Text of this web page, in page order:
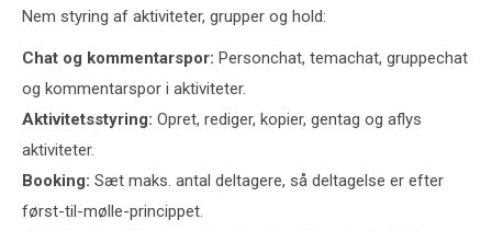
Nem styring af aktiviteter, grupper og hold:
Chat og kommentarspor: Personchat, temachat, gruppechat
og kommentarspor i aktiviteter.
Aktivitetsstyring: Opret, rediger, kopier, gentag og aflys
aktiviteter.
Booking: Sæt maks. antal deltagere, så deltagelse er efter
først-til-mølle-princippet.